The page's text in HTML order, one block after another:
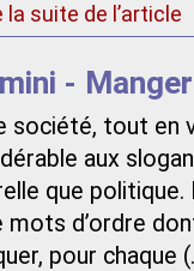
la suite de l’article
-
société, tout en
aux
que politique.
mots d’ordre
pour chaque